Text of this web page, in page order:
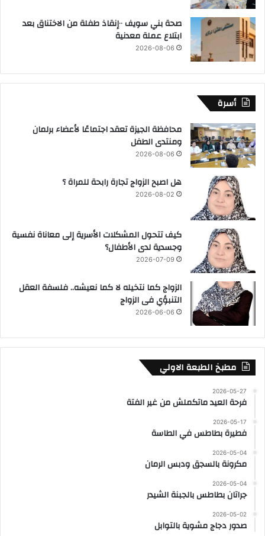
صحة بني سويف ٠٠إنقاذ طفلة من الاختناق بعد
ابتلاع عملة معدنية
2026-08-06
أسرة
محافظة الجيزة تعقد اجتماعًا لأعضاء برلمان
ومنتدى الطفل
2026-08-06
هل اصبح الزواج تجارة رابحة للمراة ؟
2026-08-02
كيف تتحول المشكلات الأسرية إلى معاناة نفسية
وجسدية لدى الأطفال؟
2026-07-09
الزواج كما نتخيله لا كما نعيشه.. فلسفة العقل
التنبؤي فى الزواج
2026-06-06
مطبخ الطبعة الاولي
2026-05-27
فرحة العيد ماتكملش من غير الفتة
2026-05-17
فطيرة بطاطس في الطاسة
2026-05-04
مكرونة بالسجق ودبس الرمان
2026-05-04
جراتان بطاطس بالجبنة الشيدر
2026-05-02
صدور دجاج مشوية بالتوابل